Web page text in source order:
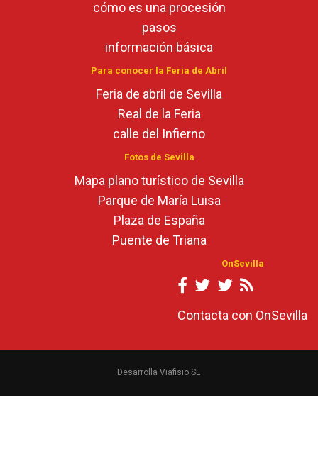
cómo es una procesión
pasos
información básica
Para conocer la Feria de Abril
Feria de abril de Sevilla
Real de la Feria
calle del Infierno
Fotos de Sevilla
Mapa plano turístico de Sevilla
Parque de María Luisa
Plaza de España
Puente de Triana
OnSevilla
Contacta con OnSevilla
Desarrolla Viafisio SL